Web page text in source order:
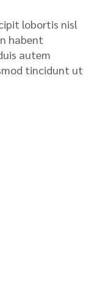
lobortis nisl
habent
autem
tincidunt ut